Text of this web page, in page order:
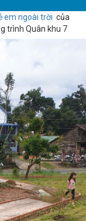
em ngoài trời của
trình Quân khu 7